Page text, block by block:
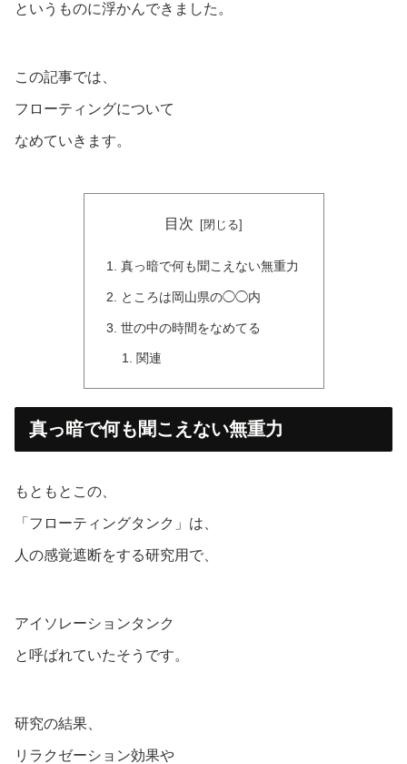
というものに浮かんできました。
この記事では、
フローティングについて
なめていきます。
目次
真っ暗で何も聞こえない無重力
ところは岡山県の◯◯内
世の中の時間をなめてる
関連
真っ暗で何も聞こえない無重力
もともとこの、
「フローティングタンク」は、
人の感覚遮断をする研究用で、
アイソレーションタンク
と呼ばれていたそうです。
研究の結果、
リラクゼーション効果や